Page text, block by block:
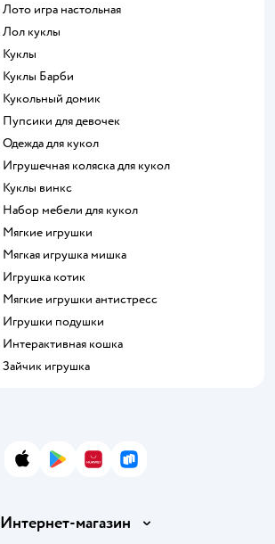
Лото игра настольная
Лол куклы
Куклы
Куклы Барби
Кукольный домик
Пупсики для девочек
Одежда для кукол
Игрушечная коляска для кукол
Куклы винкс
Набор мебели для кукол
Мягкие игрушки
Мягкая игрушка мишка
Игрушка котик
Мягкие игрушки антистресс
Игрушки подушки
Интерактивная кошка
Зайчик игрушка
App StoreGoogle Play
AppGallery
RuStore
Интернет-магазин